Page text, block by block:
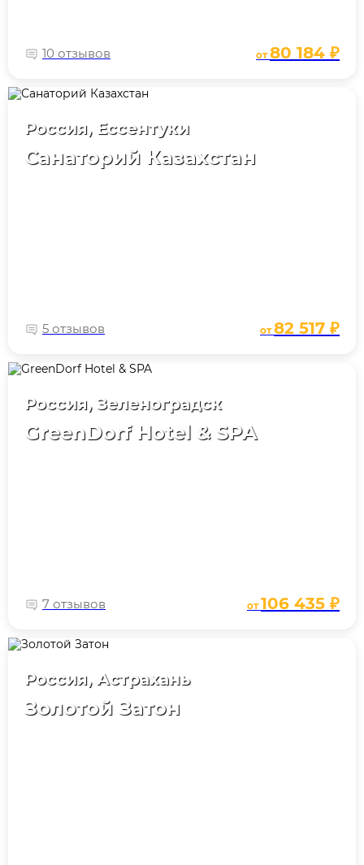
10 отзывов от80 184 ₽
Россия, Ессентуки
Санаторий Казахстан
5 отзывов от82 517 ₽
Россия, Зеленоградск
GreenDorf Hotel & SPA
7 отзывов от106 435 ₽
Россия, Астрахань
Золотой Затон